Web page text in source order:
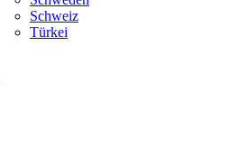
Schweiz
Türkei